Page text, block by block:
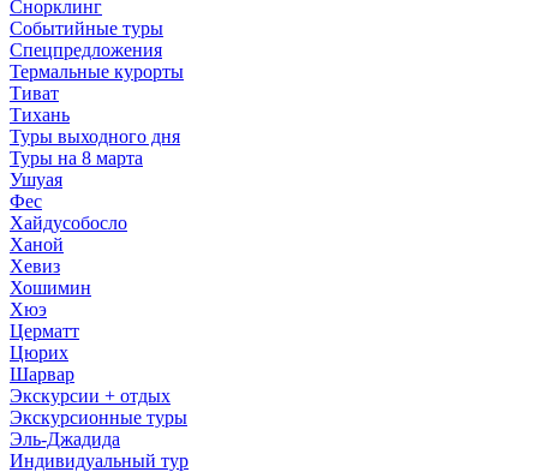
Снорклинг
Событийные туры
Спецпредложения
Термальные курорты
Тиват
Тихань
Туры выходного дня
Туры на 8 марта
Ушуая
Фес
Хайдусобосло
Ханой
Хевиз
Хошимин
Хюэ
Церматт
Цюрих
Шарвар
Экскурсии + отдых
Экскурсионные туры
Эль-Джадида
Индивидуальный тур